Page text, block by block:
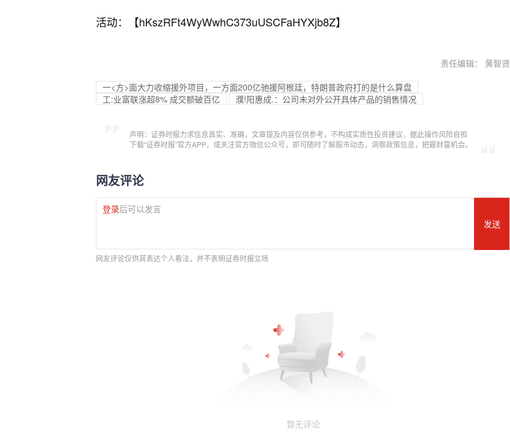
活动：【hKszRFt4WyWwhC373uUSCFaHYXjb8Z】
责任编辑： 黄智贤
一<方>面大力收缩援外项目，一方面200亿驰援阿根廷，特朗普政府打的是什么算盘
工:业富联涨超8% 成交额破百亿
濮!阳惠成.：公司未对外公开具体产品的销售情况
声明：证券时报力求信息真实、准确，文章提及内容仅供参考，不构成实质性投资建议，据此操作风险自担
下载“证券时报”官方APP，或关注官方微信公众号，即可随时了解股市动态，洞察政策信息，把握财富机会。
网友评论
登录后可以发言
发送
网友评论仅供其表达个人看法，并不表明证券时报立场
暂无评论